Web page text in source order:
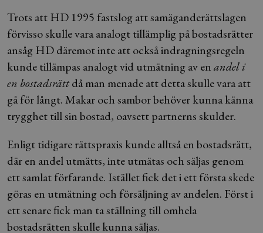
Trots att HD 1995 fastslog att samäganderättslagen
förvisso skulle vara analogt tillämplig på bostadsrätter
ansåg HD däremot inte att också indragningsregeln
kunde tillämpas analogt vid utmätning av enandel i
en bostadsrättdå man menade att detta skulle vara att
gå för långt. Makar och sambor behöver kunna känna
trygghet till sin bostad, oavsett partnerns skulder.
Enligt tidigare rättspraxis kunde alltså en bostadsrätt,
där en andel utmätts, inte utmätas och säljas genom
ett samlat förfarande. Istället fick det i ett första skede
göras en utmätning och försäljning av andelen. Först i
ett senare fick man ta ställning till omhela
bostadsrätten skulle kunna säljas.